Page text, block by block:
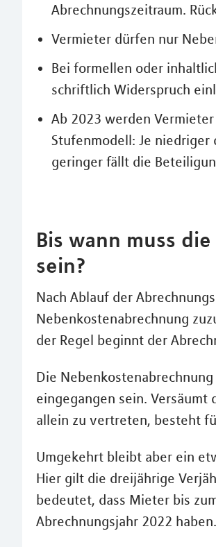
Abrechnungszeitraum.
Vermieter dürfen nur
Bei formellen oder
schriftlich Widerspruch
Ab 2023 werden
Stufenmodell: Je niedriger
geringer fällt die
Bis wann muss
sein?
Nach Ablauf der
Nebenkostenabrechnung
der Regel beginnt der
Die
eingegangen sein.
allein zu vertreten, besteht
Umgekehrt bleibt aber ein
Hier gilt die dreijährige
bedeutet, dass Mieter bis
Abrechnungsjahr 2022 haben.